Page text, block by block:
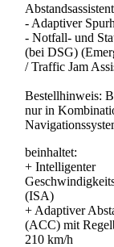
- Adaptiver
- Notfall- und
(bei DSG)
/ Traffic Jam
Bestellhinweis:
nur in
beinhaltet:
+ Intelligenter
(ISA)
+ Adaptiver
(ACC) mit
210 km/h